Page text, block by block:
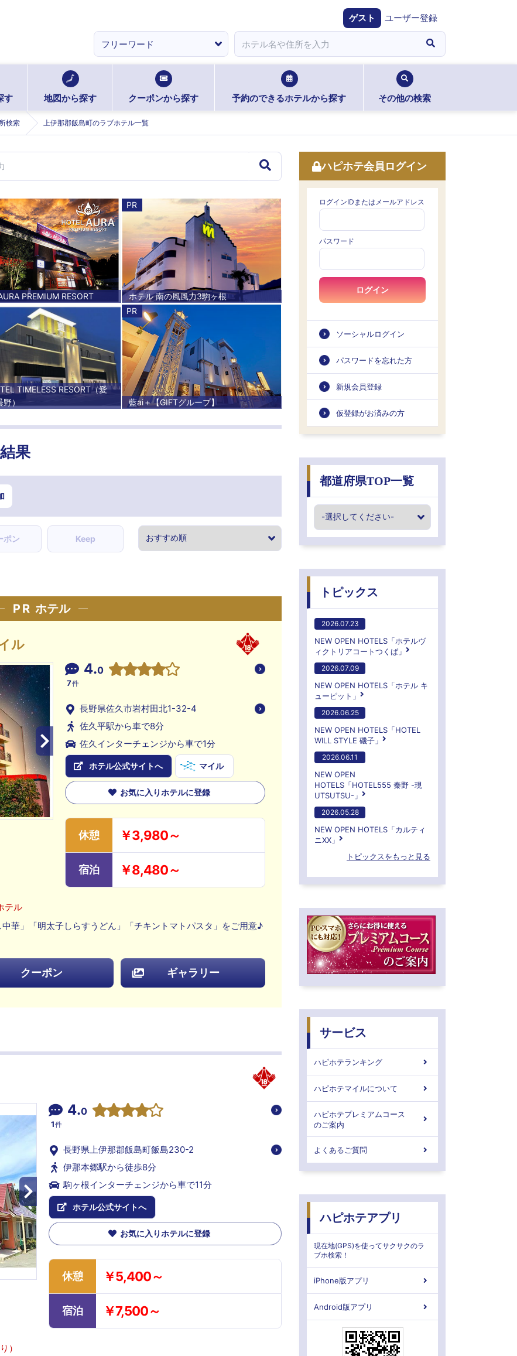
ゲスト ユーザー登録
す 地図から探す クーポンから探す 予約のできるホテルから探す その他の検索
検索 上伊那郡飯島町のラブホテル一覧
PREMIUM RESORT
PR
ホテル 南の風風力3駒ヶ根
TIMELESS RESORT（愛
）
PR
藍ai＋【GIFTグループ】
果
ポン Keep
PR ホテル
ル
4.0
7件
長野県佐久市岩村田北1-32-4
佐久平駅から車で8分
佐久インターチェンジから車で1分
ホテル公式サイトへ マイル
お気に入りホテルに登録
休憩 ￥3,980～
宿泊 ￥8,480～
テル
華」「明太子しらすうどん」「チキントマトパスタ」をご用意♪
クーポン ギャラリー
4.0
1件
長野県上伊那郡飯島町飯島230-2
伊那本郷駅から徒歩8分
駒ヶ根インターチェンジから車で11分
ホテル公式サイトへ
お気に入りホテルに登録
休憩 ￥5,400～
宿泊 ￥7,500～
）
ハピホテ会員ログイン
ログインIDまたはメールアドレス
パスワード
ログイン
ソーシャルログイン
パスワードを忘れた方
新規会員登録
仮登録がお済みの方
都道府県TOP一覧
トピックス
2026.07.23
NEW OPEN HOTELS「ホテルヴ
ィクトリアコートつくば」
2026.07.09
NEW OPEN HOTELS「ホテル キ
ューピット」
2026.06.25
NEW OPEN HOTELS「HOTEL
WILL STYLE 磯子」
2026.06.11
NEW OPEN
HOTELS「HOTEL555 秦野 -現
UTSUTSU-」
2026.05.28
NEW OPEN HOTELS「カルティ
ニXX」
トピックスをもっと見る
サービス
ハピホテランキング
ハピホテマイルについて
ハピホテプレミアムコース
のご案内
よくあるご質問
ハピホテアプリ
現在地(GPS)を使ってサクサクのラ
ブホ検索！
iPhone版アプリ
Android版アプリ